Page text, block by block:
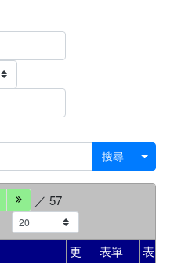
搜尋
／ 57
更
表單
表